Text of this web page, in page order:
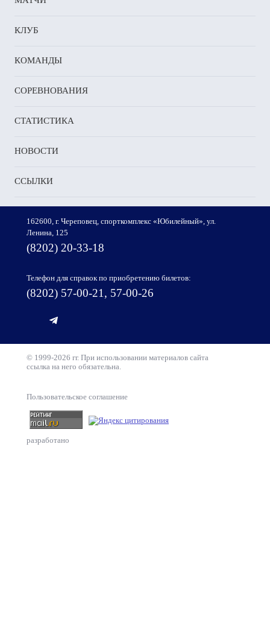
КЛУБ
КОМАНДЫ
СОРЕВНОВАНИЯ
СТАТИСТИКА
НОВОСТИ
ССЫЛКИ
162600, г. Череповец, спорткомплекс «Юбилейный», ул.
Ленина, 125
(8202) 20-33-18
Телефон для справок по приобретению билетов:
(8202) 57-00-21, 57-00-26
© 1999-2026 гг. При использовании материалов сайта
ссылка на него обязательна.
Пользовательское соглашение
разработано